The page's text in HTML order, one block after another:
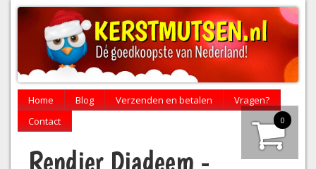
Home Blog Verzenden en betalen
Vragen?
Contact
0
Rendier Diadeem -